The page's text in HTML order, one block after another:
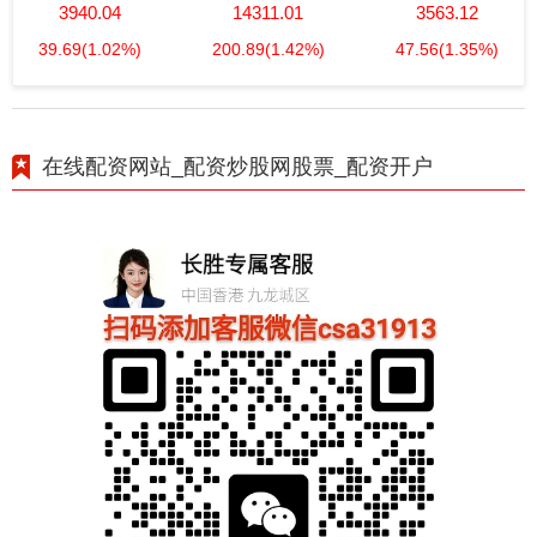
3940.04
39.69(1.02%)
14311.01
200.89(1.42%)
3563.12
47.56(1.35%)
在线配资网站_配资炒股网股票_配资开户